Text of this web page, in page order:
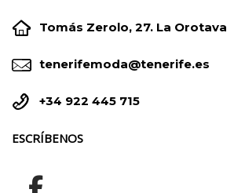

 Tomás Zerolo, 27. La Orotava

 tenerifemoda@tenerife.es

 +34 922 445 715
ESCRÍBENOS